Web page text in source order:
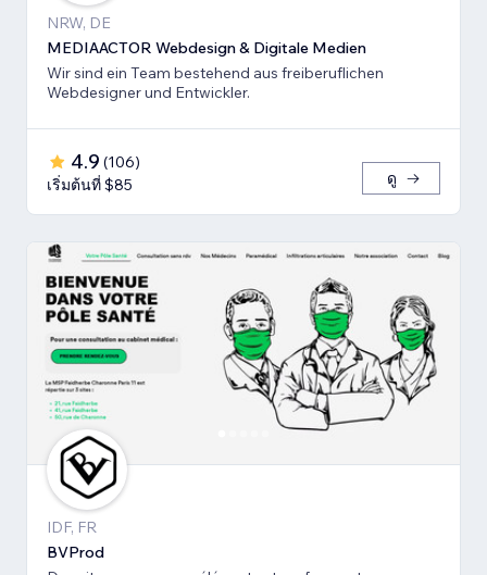
NRW, DE
MEDIAACTOR Webdesign & Digitale Medien
Wir sind ein Team bestehend aus freiberuflichen
Webdesigner und Entwickler.
4.9 (106)
เริ่มต้นที่ $85
ดู
IDF, FR
BVProd